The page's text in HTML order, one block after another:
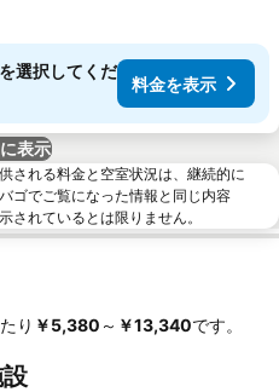
選択してくだ
料金を表示
表示
される料金と空室状況は、継続的に
ゴでご覧になった情報と同じ内容
されているとは限りません。
り ‎￥5,380 ～ ‎￥13,340です。